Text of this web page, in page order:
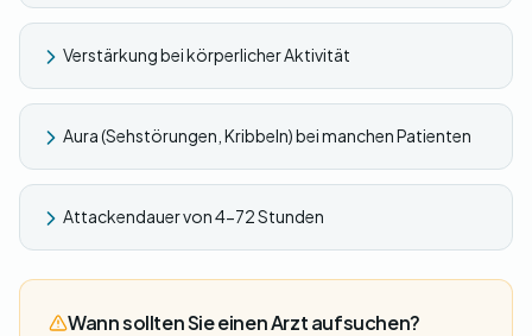
Verstärkung bei körperlicher Aktivität
Aura (Sehstörungen, Kribbeln) bei manchen Patienten
Attackendauer von 4-72 Stunden
Wann sollten Sie einen Arzt aufsuchen?